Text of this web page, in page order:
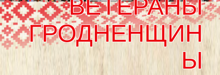
ВЕТЕРАНЫ
ГРОДНЕНЩИН
Ы